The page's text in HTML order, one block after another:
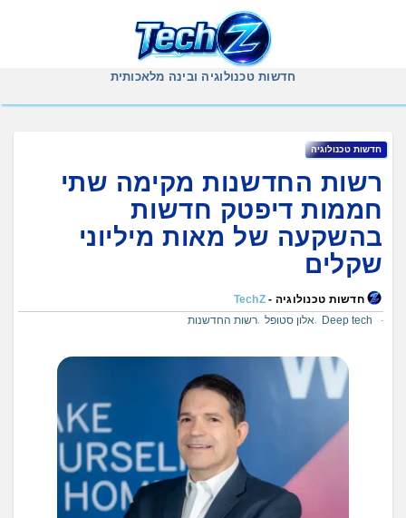
חדשות טכנולוגיה ובינה מלאכותית
חדשות טכנולוגיה
רשות החדשנות מקימה שתי
חממות דיפטק חדשות
בהשקעה של מאות מיליוני
שקלים
חדשות טכנולוגיה -TechZ
Deep tech
אלון סטופל רשות החדשנות